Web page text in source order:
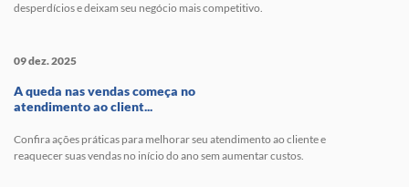
desperdícios e deixam seu negócio mais competitivo.
09 dez. 2025
A queda nas vendas começa no
atendimento ao client...
Confira ações práticas para melhorar seu atendimento ao cliente e
reaquecer suas vendas no início do ano sem aumentar custos.